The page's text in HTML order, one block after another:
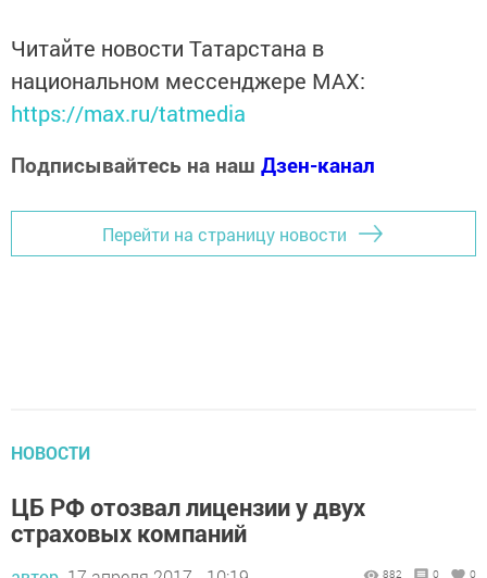
Читайте новости Татарстана в
национальном мессенджере MАХ:
https://max.ru/tatmedia
Подписывайтесь на наш Дзен-канал
Перейти на страницу новости
НОВОСТИ
ЦБ РФ отозвал лицензии у двух
страховых компаний
882 0 0